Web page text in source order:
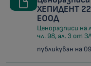
ХЕПИДЕНТ
ЕООД
Ценоразписи на
чл. 98, ал. 3 от
публикуван на